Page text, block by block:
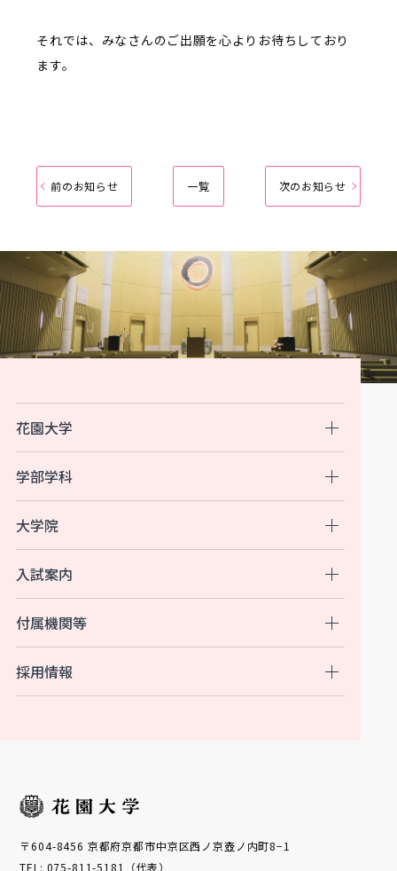
それでは、みなさんのご出願を心よりお待ちしており
ます。
前のお知らせ 一覧 次のお知らせ
花園大学
入試案内
付属機関等
学部学科
大学院
採用情報
〒604-8456 京都府京都市中京区西ノ京壺ノ内町8−1
TEL: 075-811-5181（代表）